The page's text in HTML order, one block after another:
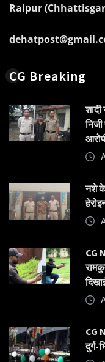
Raipur
CG Breaking
नशे के
CG
CG
दुर्ग-